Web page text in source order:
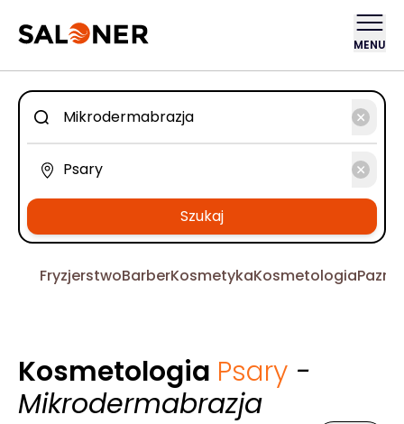
MENU
Szukaj
FryzjerstwoBarberKosmetykaKosmetologia
Kosmetologia Psary -
Mikrodermabrazja